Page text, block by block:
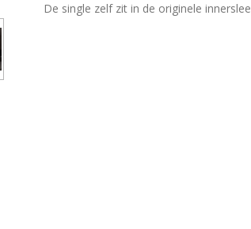
De single zelf zit in de originele